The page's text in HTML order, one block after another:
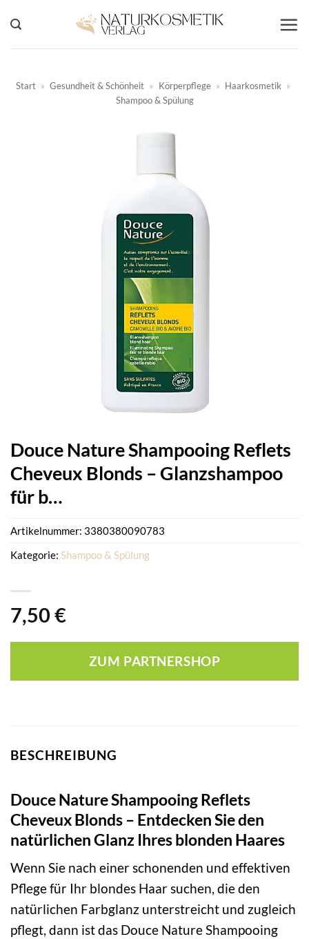
Inhalt
springen
Start » Gesundheit & Schönheit » Körperpflege » Haarkosmetik »
Shampoo & Spülung
Douce Nature Shampooing Reflets
Cheveux Blonds – Glanzshampoo
für b…
7,50 €
ZUM PARTNERSHOP
Artikelnummer: 3380380090783
Kategorie: Shampoo & Spülung
BESCHREIBUNG
Douce Nature Shampooing Reflets
Cheveux Blonds – Entdecken Sie den
natürlichen Glanz Ihres blonden Haares
Wenn Sie nach einer schonenden und effektiven
Pflege für Ihr blondes Haar suchen, die den
natürlichen Farbglanz unterstreicht und zugleich
pflegt, dann ist das Douce Nature Shampooing